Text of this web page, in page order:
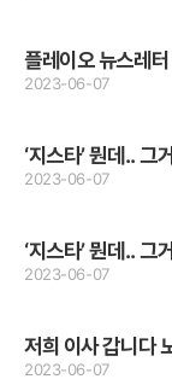
플레이오 뉴스레
2023-06-07
‘지스타’ 뭔데..
2023-06-07
‘지스타’ 뭔데..
2023-06-07
저희 이사 갑니다
2023-06-07